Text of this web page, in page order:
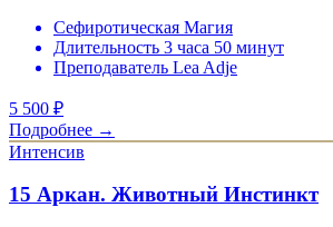
Сефиротическая Магия
Длительность 3 часа 50 минут
Преподаватель Lea Adje
5 500 ₽
Подробнее →
Интенсив
15 Аркан. Животный Инстинкт